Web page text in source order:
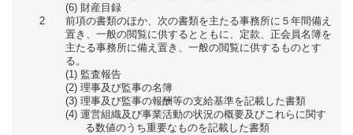
財産目録
2
前項の書類のほか、次の書類を主たる事務所に５年間備え
置き、一般の閲覧に供するとともに、定款、正会員名簿を
主たる事務所に備え置き、一般の閲覧に供するものとす
る。
監査報告
理事及び監事の名簿
理事及び監事の報酬等の支給基準を記載した書類
運営組織及び事業活動の状況の概要及びこれらに関す
る数値のうち重要なものを記載した書類